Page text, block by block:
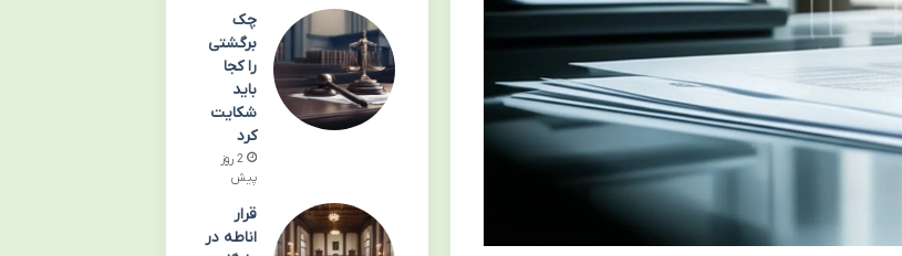
چک
برگشتی
را کجا
باید
شکایت
کرد
2 روز
پیش
قرار
اناطه در